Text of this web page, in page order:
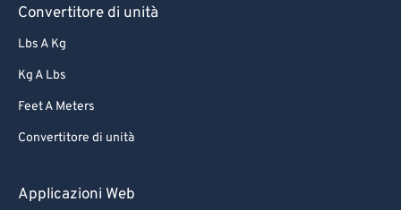
Convertitore di unità
Lbs A Kg
Kg A Lbs
Feet A Meters
Convertitore di unità
Applicazioni Web